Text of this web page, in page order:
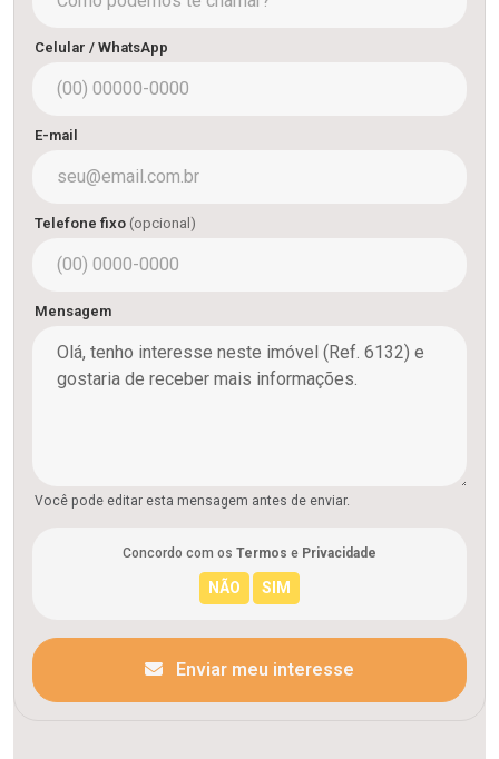
Celular / WhatsApp
E-mail
Telefone fixo (opcional)
Mensagem
Você pode editar esta mensagem antes de enviar.
Concordo com os Termos e Privacidade
Enviar meu interesse